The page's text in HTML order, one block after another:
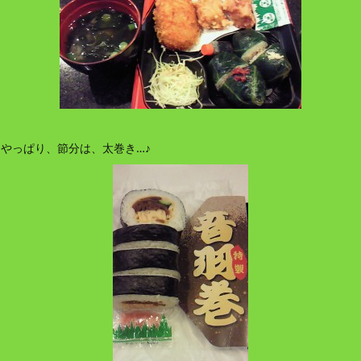
やっぱり、節分は、太巻き…♪